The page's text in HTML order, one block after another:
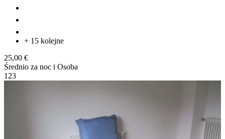
+ 15 kolejne
25,00 €
Średnio za noc i Osoba
1 23